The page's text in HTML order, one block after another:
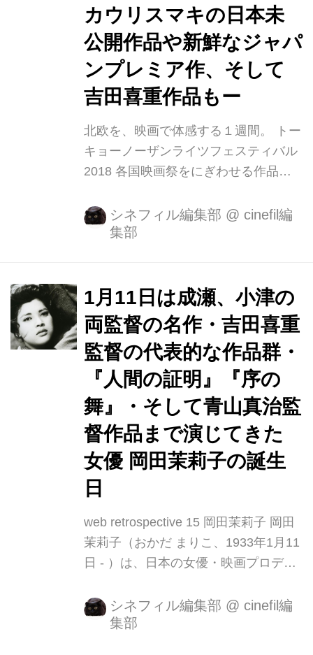
ます。 これらの作品は、日本の映画評
論家で「アンダーグラウンド・フィル
ム・アーカイブス」などの著作で知ら
れる平沢剛...
カウリスマキの日本未
公開作品や新鮮なジャパ
ンプレミア作、そして
吉田喜重作品もー
北欧を、映画で体感する１週間。 トー
キョーノーザンライツフェスティバル
2018 各国映画祭をにぎわせる作品が
る北欧５カ国の話題作から、年代、ジ
ャンルを問わず日本未公開作を中心に
映画で体感する１週間。 今回は、シネ
フィルでもご紹介し評判となった（
『チーム・ハリケーン』海外予告 『ト
ム・オブ・フィンランド』海外予告
//www.youtube.com/embed/gxPRRzZk
pus?
rel=0&loop=0&controls=1&showinfo=1
そして、公開50周年となる吉...
シネフィル編集部 @ cinefil編
集部
1月11日は成瀬、小津の
両監督の名作・吉田喜重
監督の代表的な作品群・
『人間の証明』『序の
舞』・そして青山真治監
督作品まで演じてきた
女優 岡田茉莉子の誕生
日
web retrospective 15 岡田茉莉子 岡田
茉莉子（おかだ まりこ、1933年1月11
日 - ）は、日本の女優・映画プロデュ
同時に、現在も活躍する大女優。 デビ
ュー作は、『舞姫』成瀬巳喜男監督の
シネフィル編集部 @ cinefil編
集部